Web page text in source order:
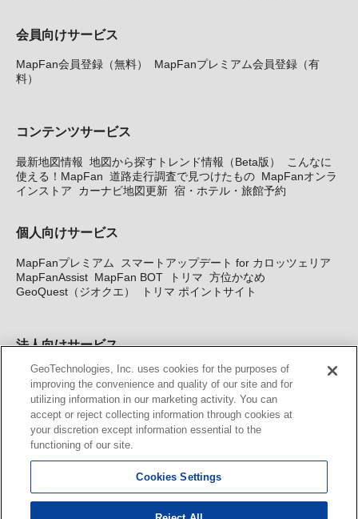
会員向けサービス
MapFan会員登録（無料）
MapFanプレミアム会員登録（有
料）
コンテンツサービス
最新地図情報 地図から探すトレンド情報（Beta版）
こんなに
使える！MapFan 道路走行調査で見つけたもの MapFanオンラ
インストア
カーナビ地図更新 宿・ホテル・旅館予約
個人向けサービス
MapFanプレミアム
スマートアップデート for カロッツェリア
MapFanAssist MapFan BOT トリマ 方位かなめ
GeoQuest（ジオクエ）
トリマ ポイントサイト
法人向けサービス
法人向け地図・位置情報サービス WEBサイト・システム向け地
図API Windows PC向け地図開発キット MapFan DB 住所確認
サービス
MAP WORLD+ トリマ広告 Geo-Research
カーナビ地図更新サービス
MapFan スマートメンバーズ
KENWOOD MapFan Club
GeoTechnologies, Inc. uses cookies for the purposes of
improving the convenience and quality of our site and for
utilizing information in our marketing activity. You can
accept or reject collecting information through cookies at
your discretion except information essential to the
functioning of our site.
Cookies Settings